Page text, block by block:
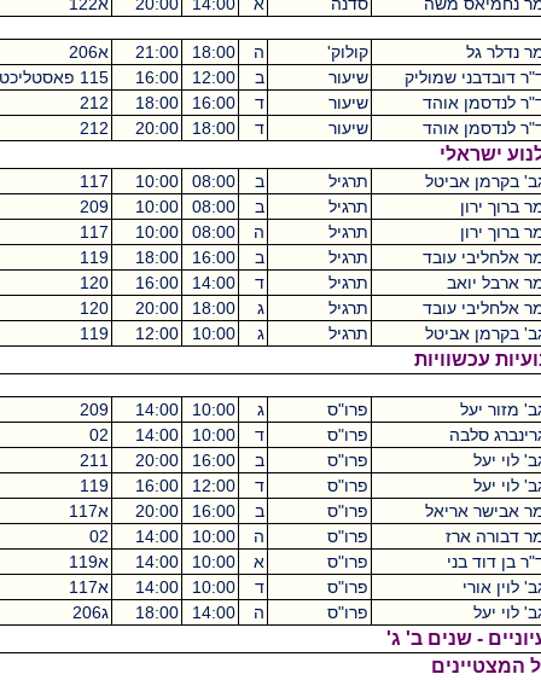
קולוק' ה 18:00
21:00 א206 מכסיקו
שיעור ב 12:00
16:00 115 פאסטליכט מכסיקו 2
שיעור ד 16:00
18:00
212 מכסיקו
שיעור ד 18:00
20:00
212 מכסיקו
תרגיל ב 08:00
10:00
117 מכסיקו
תרגיל
ב 08:00
10:00
209 מכסיקו
תרגיל
ה 08:00
10:00
117 מכסיקו
תרגיל ב 16:00
18:00
119 מכסיקו
תרגיל
ד 14:00
16:00
120 מכסיקו
תרגיל ג 18:00
20:00
120 מכסיקו
תרגיל ג 10:00
12:00
119 מכסיקו
פרו"ס ג 10:00
14:00
209 מכסיקו
פרו"ס
ד 10:00
14:00
02 קיקואין
ב 16:00
20:00
211 מכסיקו
ד 12:00
16:00
119 מכסיקו
פרו"ס ב 16:00
20:00 א117 מכסיקו
פרו"ס
ה 10:00
14:00
02 קיקואין
פרו"ס
א 10:00
14:00 א119 מכסיקו
פרו"ס
ד 10:00
14:00 א117 מכסיקו
ה 14:00
18:00 ג206 מכסיקו
ב' ג'